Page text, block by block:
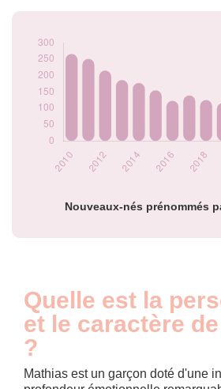
Nouveaux-nés prénommés
Popularité du
2019
2022
77
Quelle est la
et le caractère
?
Mathias est un garçon doté d'une